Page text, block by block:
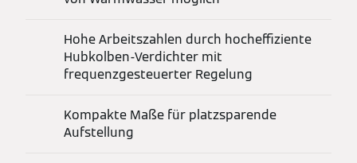
Hohe Arbeitszahlen durch hocheffiziente
Hubkolben-Verdichter mit
frequenzgesteuerter Regelung
Kompakte Maße für platzsparende
Aufstellung